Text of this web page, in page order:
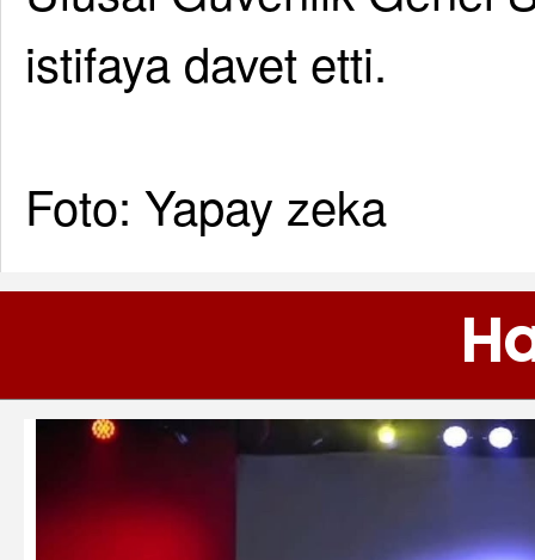
istifaya davet etti.
Foto: Yapay zeka